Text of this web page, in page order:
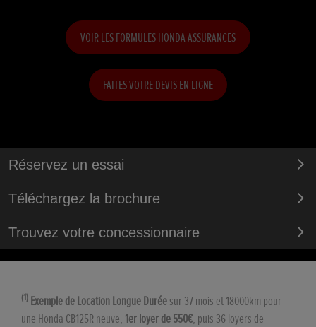
VOIR LES FORMULES HONDA ASSURANCES
FAITES VOTRE DEVIS EN LIGNE
Réservez un essai
Téléchargez la brochure
Trouvez votre concessionnaire
(1) Exemple de Location Longue Duréesur 37 mois et 18000km pour
une Honda CB125R neuve,1er loyer de 550€, puis 36 loyers de